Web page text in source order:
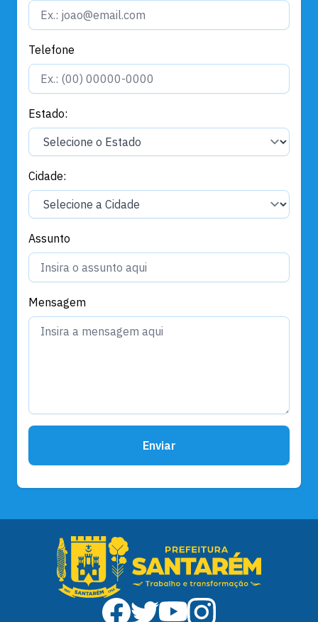
Telefone
Estado:
Cidade:
Assunto
Mensagem
Enviar